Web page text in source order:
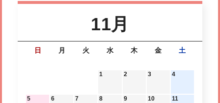
11月
日 月 火 水 木 金 土
1 2 3 4
5 6 7 8 9 10 11